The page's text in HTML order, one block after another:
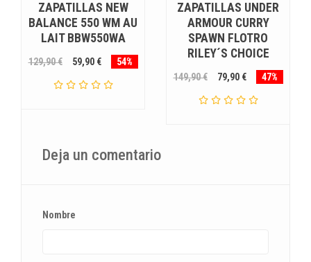
ZAPATILLAS NEW
BALANCE 550 WM AU
LAIT BBW550WA
129,90 € 59,90 € 54%
ZAPATILLAS UNDER
ARMOUR CURRY
SPAWN FLOTRO
RILEY´S CHOICE
149,90 € 79,90 € 47%
Deja un comentario
Nombre